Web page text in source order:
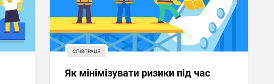
СПІВПРАЦЯ
Як мінімізувати ризики під час